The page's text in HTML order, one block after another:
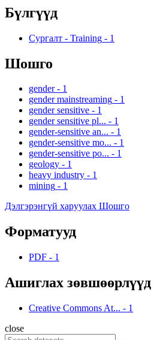
Бүлгүүд
Сургалт - Training - 1
Шошго
gender - 1
gender mainstreaming - 1
gender sensitive - 1
gender sensitive pl... - 1
gender-sensitive an... - 1
gender-sensitive mo... - 1
gender-sensitive po... - 1
geology - 1
heavy industry - 1
mining - 1
Дэлгэрэнгүй харуулах Шошго
Форматууд
PDF - 1
Ашиглах зөвшөөрлүүд
Creative Commons At... - 1
close